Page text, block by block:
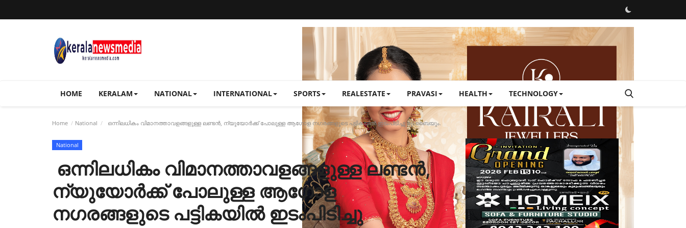
HOME KERALAM NATIONAL INTERNATIONAL SPORTS REALESTATE PRAVASI HEALTH TECHNOLOGY
Home National ഒന്നിലധികം വിമാനത്താവളങ്ങളുള്ള ലണ്ടൻ, ന്യുയോർക്ക് പോലുള്ള ആഗോള നഗരങ്ങളുടെ പട്ടികയിൽ ഇടംപിടിച്ചു മുംബൈയും.
National
ഒന്നിലധികം വിമാനത്താവളങ്ങളുള്ള ലണ്ടൻ,
ന്യുയോർക്ക് പോലുള്ള ആഗോള
നഗരങ്ങളുടെ പട്ടികയിൽ ഇടംപിടിച്ചു